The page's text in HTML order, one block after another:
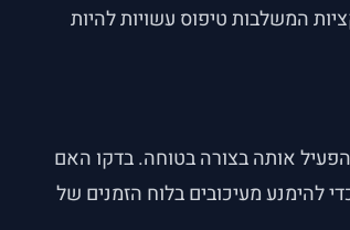
המשלבות טיפוס עשויות להיות
אותה בצורה בטוחה. בדקו האם
להימנע מעיכובים בלוח הזמנים של